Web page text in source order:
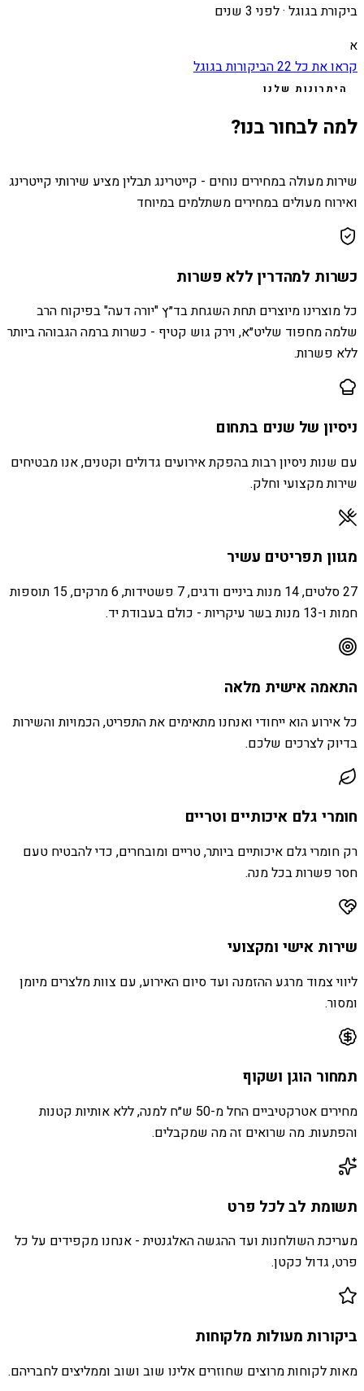
ביקורת בגוגל ·לפני 3 שנים
א
קראו את כל22הביקורות בגוגל
היתרונות שלנו
למה לבחור בנו?
שירות מעולה במחירים נוחים - קייטרינג תבלין מציע שירותי קייטרינג
ואירוח מעולים במחירים משתלמים במיוחד
כשרות למהדרין ללא פשרות
כל מוצרינו מיוצרים תחת השגחת בד״ץ "יורה דעה" בפיקוח הרב
שלמה מחפוד שליט״א, וירק גוש קטיף - כשרות ברמה הגבוהה ביותר
ללא פשרות.
ניסיון של שנים בתחום
עם שנות ניסיון רבות בהפקת אירועים גדולים וקטנים, אנו מבטיחים
שירות מקצועי וחלק.
מגוון תפריטים עשיר
27 סלטים, 14 מנות ביניים ודגים, 7 פשטידות, 6 מרקים, 15 תוספות
חמות ו-13 מנות בשר עיקריות - כולם בעבודת יד.
התאמה אישית מלאה
כל אירוע הוא ייחודי ואנחנו מתאימים את התפריט, הכמויות והשירות
בדיוק לצרכים שלכם.
חומרי גלם איכותיים וטריים
רק חומרי גלם איכותיים ביותר, טריים ומובחרים, כדי להבטיח טעם
חסר פשרות בכל מנה.
שירות אישי ומקצועי
ליווי צמוד מרגע ההזמנה ועד סיום האירוע, עם צוות מלצרים מיומן
ומסור.
תמחור הוגן ושקוף
מחירים אטרקטיביים החל מ-50 ש״ח למנה, ללא אותיות קטנות
והפתעות. מה שרואים זה מה שמקבלים.
תשומת לב לכל פרט
מעריכת השולחנות ועד ההגשה האלגנטית - אנחנו מקפידים על כל
פרט, גדול כקטן.
ביקורות מעולות מלקוחות
מאות לקוחות מרוצים שחוזרים אלינו שוב ושוב וממליצים לחבריהם.